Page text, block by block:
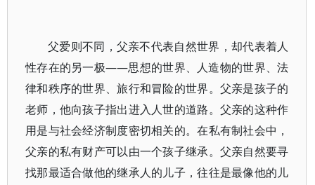
父爱则不同，父亲不代表自然世界，却代表着人
性存在的另一极——思想的世界、人造物的世界、法
律和秩序的世界、旅行和冒险的世界。父亲是孩子的
老师，他向孩子指出进入人世的道路。父亲的这种作
用是与社会经济制度密切相关的。在私有制社会中，
父亲的私有财产可以由一个孩子继承。父亲自然要寻
找那最适合做他的继承人的儿子，往往是最像他的儿